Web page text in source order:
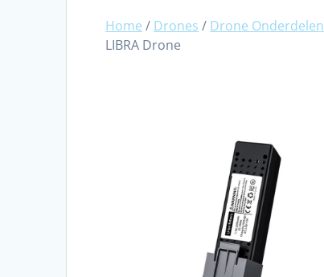
Home / Drones / Drone Onderdelen
LIBRA Drone